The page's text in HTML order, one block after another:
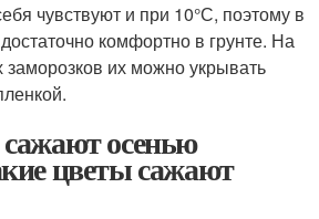
чувствуют и при 10°С, поэтому в
комфортно в грунте. На
их можно укрывать
осенью
цветы сажают